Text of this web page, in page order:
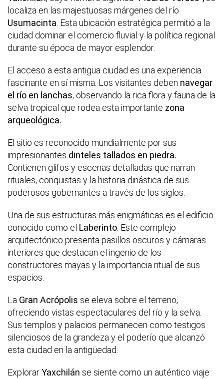
localiza en las majestuosas márgenes del río
Usumacinta. Esta ubicación estratégica permitió a la
ciudad dominar el comercio fluvial y la política regional
durante su época de mayor esplendor.
El acceso a esta antigua ciudad es una experiencia
fascinante en sí misma. Los visitantes deben navegar
el río en lanchas, observando la rica flora y fauna de la
selva tropical que rodea esta importante zona
arqueológica.
El sitio es reconocido mundialmente por sus
impresionantes dinteles tallados en piedra.
Contienen glifos y escenas detalladas que narran
rituales, conquistas y la historia dinástica de sus
poderosos gobernantes a través de los siglos.
Una de sus estructuras más enigmáticas es el edificio
conocido como el Laberinto. Este complejo
arquitectónico presenta pasillos oscuros y cámaras
interiores que destacan el ingenio de los
constructores mayas y la importancia ritual de sus
espacios.
La Gran Acrópolis se eleva sobre el terreno,
ofreciendo vistas espectaculares del río y la selva.
Sus templos y palacios permanecen como testigos
silenciosos de la grandeza y el poderío que alcanzó
esta ciudad en la antigüedad.
ExplorarYaxchilán se siente como un auténtico viaje